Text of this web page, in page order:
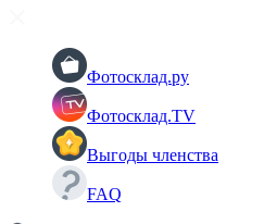
Фотосклад.ру
Фотосклад.TV
Выгоды членства
FAQ